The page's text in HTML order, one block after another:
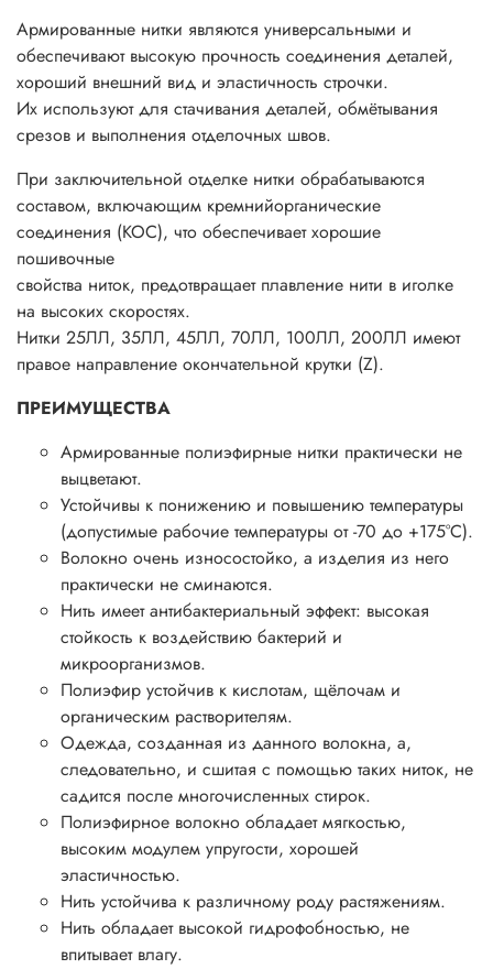
Армированные нитки являются универсальными и
обеспечивают высокую прочность соединения деталей,
хороший внешний вид и эластичность строчки.
Их используют для стачивания деталей, обмётывания
срезов и выполнения отделочных швов.
При заключительной отделке нитки обрабатываются
составом, включающим кремнийорганические
соединения (КОС), что обеспечивает хорошие
пошивочные
свойства ниток, предотвращает плавление нити в иголке
на высоких скоростях.
Нитки 25ЛЛ, 35ЛЛ, 45ЛЛ, 70ЛЛ, 100ЛЛ, 200ЛЛ имеют
правое направление окончательной крутки (Z).
ПРЕИМУЩЕСТВА
Армированные полиэфирные нитки практически не
выцветают.
Устойчивы к понижению и повышению температуры
(допустимые рабочие температуры от -70 до +175°С).
Волокно очень износостойко, а изделия из него
практически не сминаются.
Нить имеет антибактериальный эффект: высокая
стойкость к воздействию бактерий и
микроорганизмов.
Полиэфир устойчив к кислотам, щёлочам и
органическим растворителям.
Одежда, созданная из данного волокна, а,
следовательно, и сшитая с помощью таких ниток, не
садится после многочисленных стирок.
Полиэфирное волокно обладает мягкостью,
высоким модулем упругости, хорошей
эластичностью.
Нить устойчива к различному роду растяжениям.
Нить обладает высокой гидрофобностью, не
впитывает влагу.